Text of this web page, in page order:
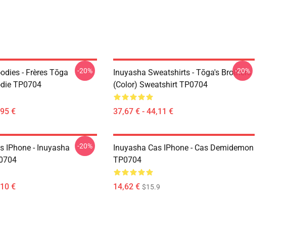
- Frères Tōga
TP0704
€
-20%
Inuyasha Sweatshirts - Tōga's Brothers
(color) Sweatshirt TP0704
37,67 € - 44,11 €
-20%
IPhone - Inuyasha
€
-20%
Inuyasha Cas IPhone - Cas Demidemon
TP0704
14,62 € $15.9